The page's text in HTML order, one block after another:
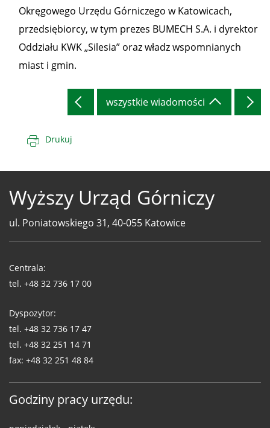
Okręgowego Urzędu Górniczego w Katowicach,
przedsiębiorcy, w tym prezes BUMECH S.A. i dyrektor
Oddziału KWK „Silesia” oraz władz wspomnianych
miast i gmin.
wszystkie wiadomości
Drukuj
Wyższy Urząd Górniczy
ul. Poniatowskiego 31, 40-055 Katowice
WUG
Centrala:
tel. +48 32 736 17 00
Dyspozytor:
tel. +48 32 736 17 47
tel. +48 32 251 14 71
fax: +48 32 251 48 84
Godziny pracy urzędu: